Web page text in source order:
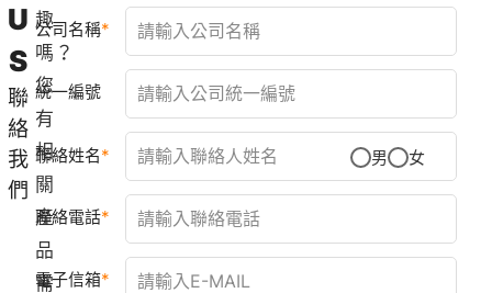
U
S
聯
絡
我
們
趣
嗎？
您
有
相
關
產
品
需
公司名稱
統一編號
聯絡姓名 男 女
聯絡電話
電子信箱